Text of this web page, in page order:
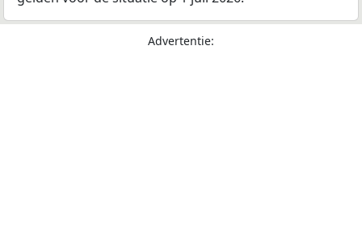
Advertentie: